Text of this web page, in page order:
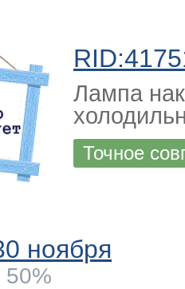
Лампа
Точное
ноября
50%